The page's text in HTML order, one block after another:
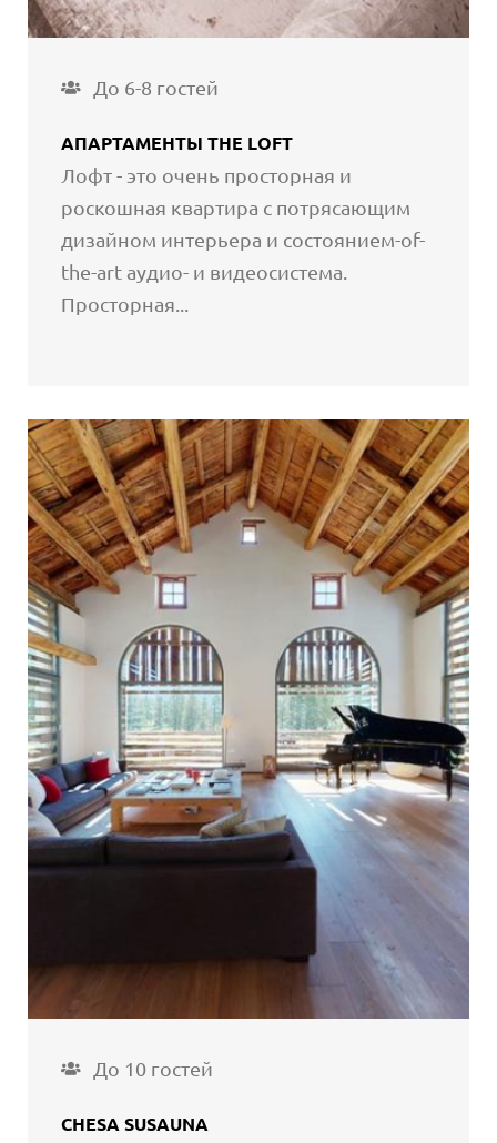
До 6-8 гостей
АПАРТАМЕНТЫ THE LOFT
Лофт - это очень просторная и
роскошная квартира с потрясающим
дизайном интерьера и состоянием-of-
the-art аудио- и видеосистема.
Просторная...
До 10 гостей
CHESA SUSAUNA